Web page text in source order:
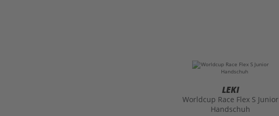
LEKI
Worldcup Race Flex S Junior
Handschuh